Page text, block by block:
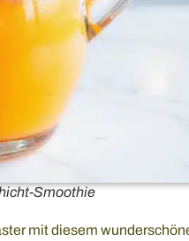
Smoothie
mit diesem